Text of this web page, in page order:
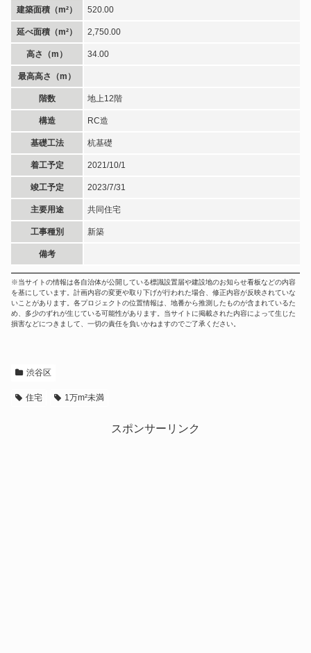
建築面積（m²） 520.00
延べ面積（m²） 2,750.00
高さ（m） 34.00
最高高さ（m）
階数 地上12階
構造 RC造
基礎工法 杭基礎
着工予定 2021/10/1
竣工予定 2023/7/31
主要用途 共同住宅
工事種別 新築
備考
※当サイトの情報は各自治体が公開している標識設置届や建設地のお知らせ看板などの内容
を基にしています。計画内容の変更や取り下げが行われた場合、修正内容が反映されていな
いことがあります。各プロジェクトの位置情報は、地番から推測したものが含まれているた
め、多少のずれが生じている可能性があります。当サイトに掲載された内容によって生じた
損害などにつきまして、一切の責任を負いかねますのでご了承ください。
渋谷区
住宅 1万m²未満
スポンサーリンク